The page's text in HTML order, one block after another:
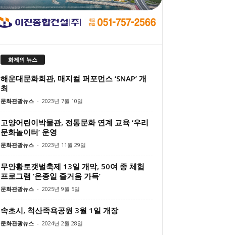
화제의 뉴스
해운대문화회관, 매지컬 퍼포먼스 ‘SNAP’ 개
최
문화관광뉴스 - 2023년 7월 10일
고양어린이박물관, 전통문화 연계 교육 ‘우리
문화놀이터’ 운영
문화관광뉴스 - 2023년 11월 29일
무안황토갯벌축제 13일 개막, 50여 종 체험
프로그램 ‘온종일 즐거움 가득’
문화관광뉴스 - 2025년 9월 5일
속초시, 척산족욕공원 3월 1일 개장
문화관광뉴스 - 2024년 2월 28일